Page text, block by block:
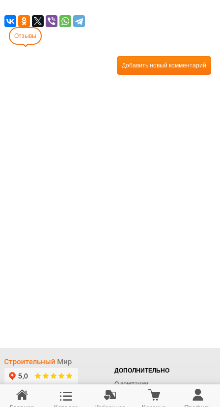
Отзывы
Добавить новый комментарий
ДОПОЛНИТЕЛЬНО
О компании
Доставка